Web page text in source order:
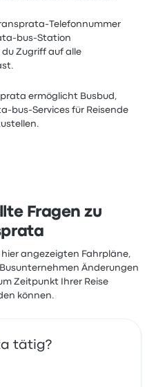
Telefonnummer
bus-Station
Zugriff auf alle
ermöglicht Busbud,
bus-Services für Reisende
Fragen zu
angezeigten Fahrpläne,
Änderungen
Zeitpunkt Ihrer Reise
können.
tätig?